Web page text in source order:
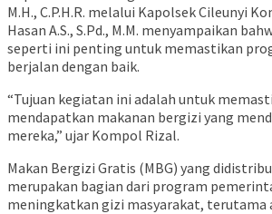
M.H., C.P.H.R. melalui Kapolsek Cileunyi
Hasan A.S., S.Pd., M.M. menyampaikan
seperti ini penting untuk memastikan
berjalan dengan baik.
“Tujuan kegiatan ini adalah untuk
mendapatkan makanan bergizi yang
mereka,” ujar Kompol Rizal.
Makan Bergizi Gratis (MBG) yang
merupakan bagian dari program
meningkatkan gizi masyarakat, terutama